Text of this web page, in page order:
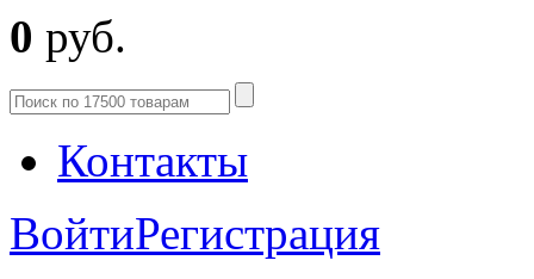
0 руб.
Контакты
ВойтиРегистрация